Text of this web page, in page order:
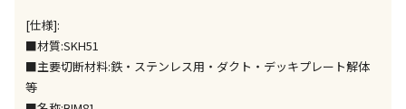
※「宅配・店舗受取」「宅配のみ」マークの商品のみ
同時購入が可能です
[仕様]:
■材質:SKH51
■主要切断材料:鉄・ステンレス用・ダクト・デッキプレート解体
等